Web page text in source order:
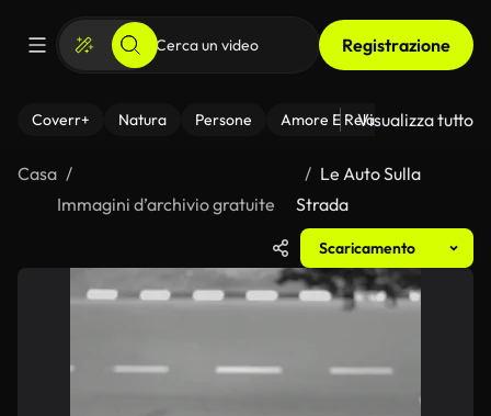
Registrazione
Coverr+ Natura Persone Amore E Relazioni Il
Visualizza tutto
Casa
Immagini d’archivio gratuite
Le Auto Sulla
Strada
Scaricamento